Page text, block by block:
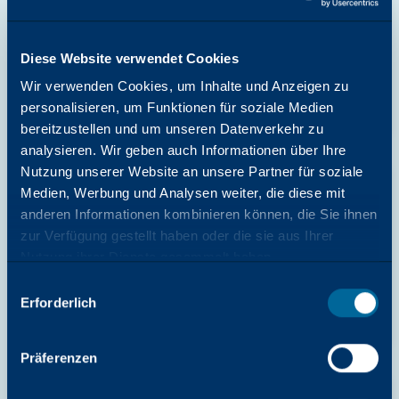
Diese Website verwendet Cookies
Wir verwenden Cookies, um Inhalte und Anzeigen zu
personalisieren, um Funktionen für soziale Medien
bereitzustellen und um unseren Datenverkehr zu
analysieren. Wir geben auch Informationen über Ihre
Nutzung unserer Website an unsere Partner für soziale
Medien, Werbung und Analysen weiter, die diese mit
anderen Informationen kombinieren können, die Sie ihnen
zur Verfügung gestellt haben oder die sie aus Ihrer
mitErforderlich
Präferenzen
Katun
Download starten
TREIBER
Arivia C2125 & C2130 Mac PDF-
Druckertreiber (allgemein)
Download starten